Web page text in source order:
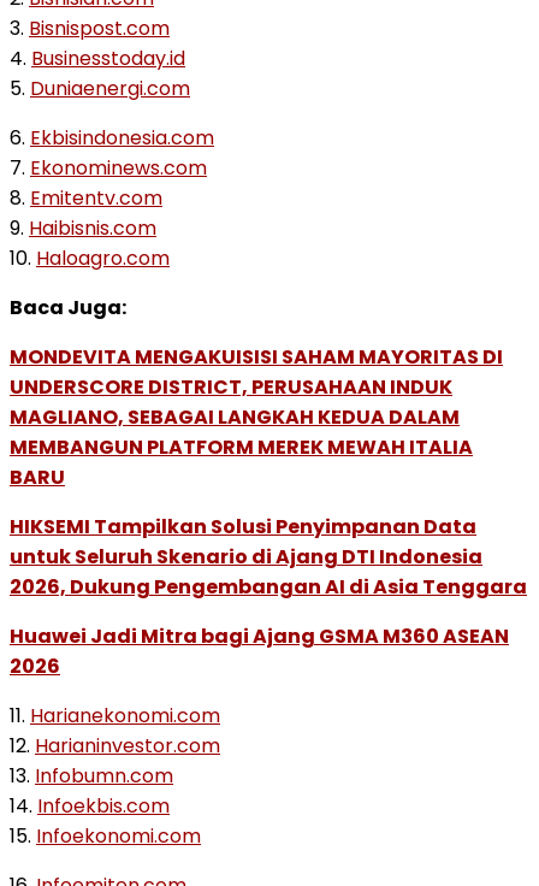
3. Bisnispost.com
4. Businesstoday.id
5. Duniaenergi.com
6. Ekbisindonesia.com
7. Ekonominews.com
8. Emitentv.com
9. Haibisnis.com
10. Haloagro.com
Baca Juga:
MONDEVITA MENGAKUISISI SAHAM MAYORITAS DI
UNDERSCORE DISTRICT, PERUSAHAAN INDUK
MAGLIANO, SEBAGAI LANGKAH KEDUA DALAM
MEMBANGUN PLATFORM MEREK MEWAH ITALIA
BARU
HIKSEMI Tampilkan Solusi Penyimpanan Data
untuk Seluruh Skenario di Ajang DTI Indonesia
2026, Dukung Pengembangan AI di Asia Tenggara
Huawei Jadi Mitra bagi Ajang GSMA M360 ASEAN
2026
11. Harianekonomi.com
12. Harianinvestor.com
13. Infobumn.com
14. Infoekbis.com
15. Infoekonomi.com